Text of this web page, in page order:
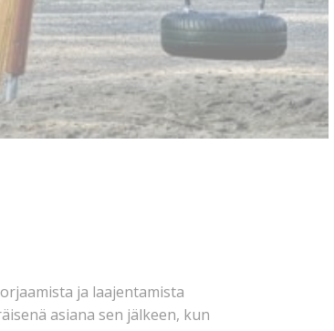
ja laajentamista
asiana sen jälkeen, kun